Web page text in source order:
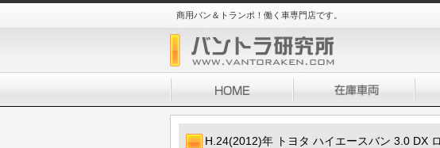
商用バン＆トランポ！働く車専門店です。
H.24(2012)年 トヨタ ハイエースバン 3.0 DX